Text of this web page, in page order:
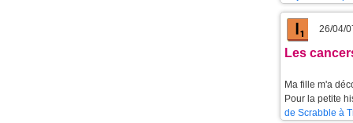
26/04/
Les
Ma fille m'a
Pour la petite
de Scrabble à